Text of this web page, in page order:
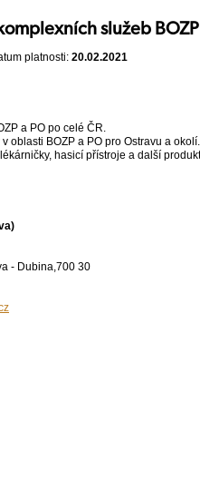
služeb BOZP
platnosti: 20.02.2021
a PO po celé ČR.
oblasti BOZP a PO pro Ostravu a okolí.
hasicí přístroje a další
- Dubina,700 30